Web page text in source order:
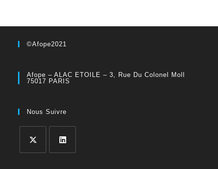
©Afope2021
Afope – ALAC ETOILE – 3, Rue Du Colonel Moll
75017 PARIS
Nous Suivre